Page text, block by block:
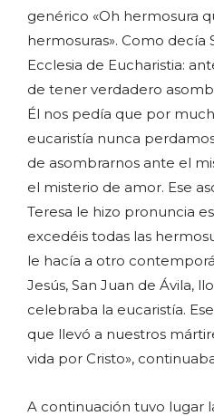
genérico «Oh hermosura
hermosuras». Como decía
Ecclesia de Eucharistia:
de tener verdadero
Él nos pedía que por
eucaristía nunca
de asombrarnos ante el
el misterio de amor. Ese
Teresa le hizo pronuncia
excedéis todas las
le hacía a otro
Jesús, San Juan de Ávila,
celebraba la eucaristía.
que llevó a nuestros
vida por Cristo»,
A continuación tuvo lugar